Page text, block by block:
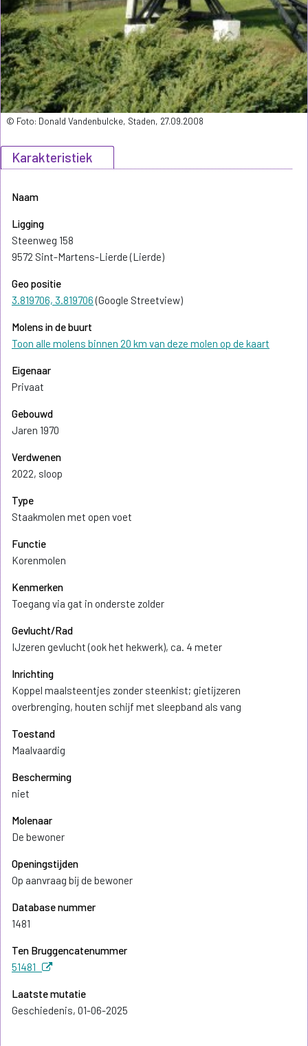
Karakteristiek
Naam
Ligging
Steenweg 158
9572 Sint-Martens-Lierde (Lierde)
Geo positie
3.819706, 3.819706(Google Streetview)
Molens in de buurt
Toon alle molens binnen 20 km van deze molen op de kaart
Eigenaar
Privaat
Gebouwd
Jaren 1970
Verdwenen
2022, sloop
Type
Staakmolen met open voet
Functie
Korenmolen
Kenmerken
Toegang via gat in onderste zolder
Gevlucht/Rad
IJzeren gevlucht (ook het hekwerk), ca. 4 meter
Inrichting
Koppel maalsteentjes zonder steenkist; gietijzeren
overbrenging, houten schijf met sleepband als vang
Toestand
Maalvaardig
Bescherming
niet
Molenaar
De bewoner
Openingstijden
Op aanvraag bij de bewoner
Database nummer
1481
Ten Bruggencatenummer
51481
Laatste mutatie
Geschiedenis, 01-06-2025
© Foto: Donald Vandenbulcke, Staden, 27.09.2008